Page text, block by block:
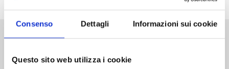
Consenso Dettagli Informazioni sui cookie
Questo sito web utilizza i cookie
Altri volumi della serie